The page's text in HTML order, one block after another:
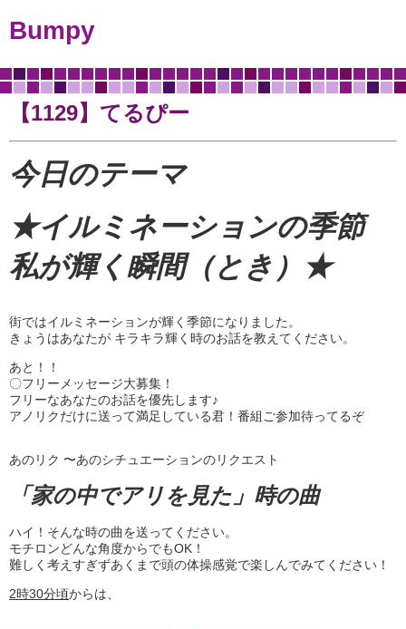
Bumpy
【1129】てるぴー
今日のテーマ
★イルミネーションの季節
私が輝く瞬間（とき） ★
街ではイルミネーションが輝く季節になりました。
きょうはあなたが キラキラ輝く時のお話を教えてください。
あと！！
〇フリーメッセージ大募集！
フリーなあなたのお話を優先します♪
アノリクだけに送って満足している君！番組ご参加待ってるぞ
あのリク 〜あのシチュエーションのリクエスト
「家の中でアリを見た」時の曲
ハイ！そんな時の曲を送ってください。
モチロンどんな角度からでもOK！
難しく考えすぎずあくまで頭の体操感覚で楽しんでみてください！
2時30分頃からは、